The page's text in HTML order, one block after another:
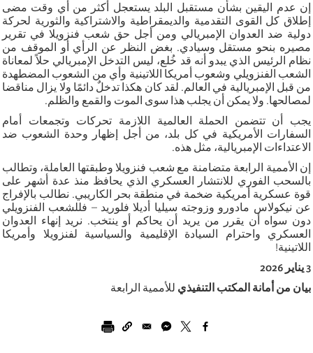
إن عدم اليقين بشأن مستقبل البلد يستعجل أكثر من أي وقت مضى
إطلاق كل القوى التقدمية والديمقراطية والاشتراكية والثورية لحركة
دولية ضد العدوان الإمبريالي ومن أجل حق شعب فنزويلا في تقرير
مصيره بنحو مستقل وسيادي. بغض النظر عن الرأي أو الموقف من
نظام الرئيس الذي يبدو أنه قد خُلع، ليس التدخل الإمبريالي حلاً لمعاناة
الشعب الفنزويلي وشعوب أمريكا اللاتينية وأي من الشعوب المضطهدة
من قبل الإمبريالية في العالم. لقد كان هكذا تدخلٌ دائمًا ولا يزال مناقضا
لمصالحها. ولا يمكن أن يجلب هذا سوى الموت والقمع والظلم.
يجب أن تتضمن الحملة العالمية اللازمة تحركات وتجمعات أمام
السفارات الأمريكية في كل بلد، من أجل إظهار وحدة الشعوب ضد
الاعتداءات الإمبريالية، مثل هذه.
إن الأممية الرابعة متضامنة مع شعب فنزويلا وطبقتها العاملة، وتطالب
بالسحب الفوري للانتشار العسكري الذي يحافظ منذ عدة أشهر على
قوة عسكرية أمريكية ضخمة في منطقة بحر الكاريبي. نطالب بالإفراج
عن نيكولاس مادورو وزوجته سيليا أديلا فلوريد – فللشعب الفنزويلي
دون سواه أن يقرر من يريد أن يحاكم أو ينتخب. نريد إنهاء العدوان
العسكري واحترام السيادة الإقليمية والسياسية لفنزويلا وأمريكا
اللاتينية!
3 يناير 2026
بيان من أمانة المكتب التنفيذي للأممية الرابعة